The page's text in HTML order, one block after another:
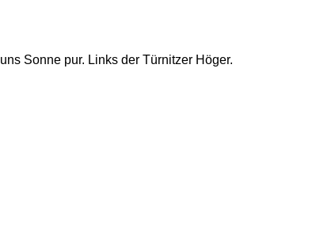
Sonne pur. Links der Türnitzer Höger.